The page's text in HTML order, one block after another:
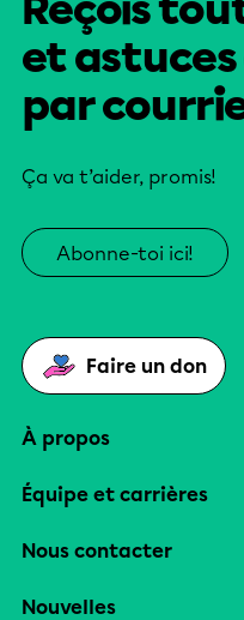
et
par
Ça va t’aider, promis!
Abonne-toi ici!
Faire un don
À propos
Équipe et carrières
Nous contacter
Nouvelles